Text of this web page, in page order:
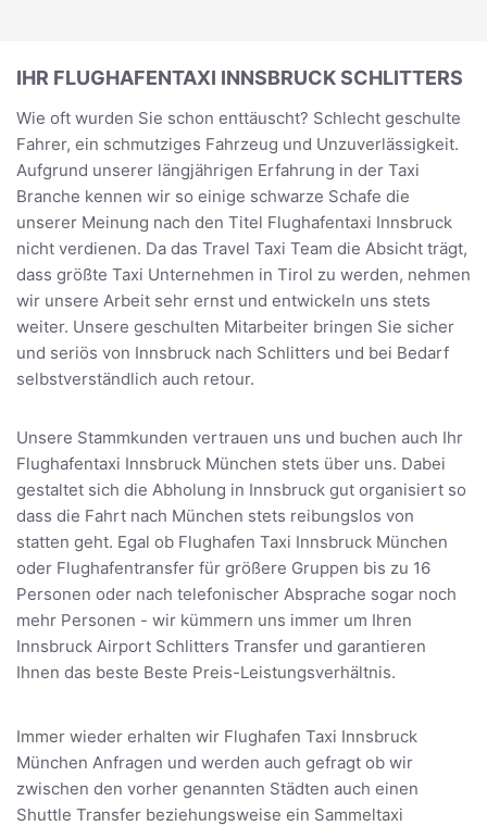
IHR FLUGHAFENTAXI INNSBRUCK SCHLITTERS
Wie oft wurden Sie schon enttäuscht? Schlecht geschulte
Fahrer, ein schmutziges Fahrzeug und Unzuverlässigkeit.
Aufgrund unserer längjährigen Erfahrung in der Taxi
Branche kennen wir so einige schwarze Schafe die
unserer Meinung nach den Titel Flughafentaxi Innsbruck
nicht verdienen. Da das Travel Taxi Team die Absicht trägt,
dass größte Taxi Unternehmen in Tirol zu werden, nehmen
wir unsere Arbeit sehr ernst und entwickeln uns stets
weiter. Unsere geschulten Mitarbeiter bringen Sie sicher
und seriös von Innsbruck nach Schlitters und bei Bedarf
selbstverständlich auch retour.
Unsere Stammkunden vertrauen uns und buchen auch Ihr
Flughafentaxi Innsbruck München stets über uns. Dabei
gestaltet sich die Abholung in Innsbruck gut organisiert so
dass die Fahrt nach München stets reibungslos von
statten geht. Egal ob Flughafen Taxi Innsbruck München
oder Flughafentransfer für größere Gruppen bis zu 16
Personen oder nach telefonischer Absprache sogar noch
mehr Personen - wir kümmern uns immer um Ihren
Innsbruck Airport Schlitters Transfer und garantieren
Ihnen das beste Beste Preis-Leistungsverhältnis.
Immer wieder erhalten wir Flughafen Taxi Innsbruck
München Anfragen und werden auch gefragt ob wir
zwischen den vorher genannten Städten auch einen
Shuttle Transfer beziehungsweise ein Sammeltaxi